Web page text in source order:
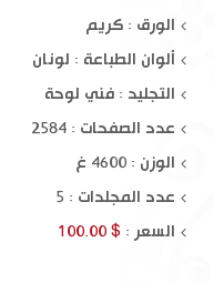
الورق : كريم
ألوان الطباعة : لونان
التجليد : فني لوحة
عدد الصفحات : 2584
الوزن : 4600 غ
عدد المجلدات : 5
السعر : $ 100.00